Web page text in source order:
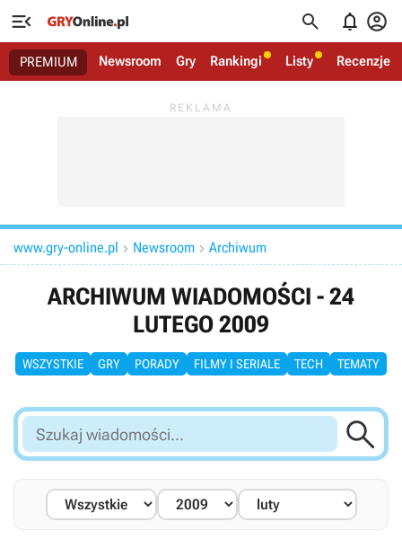
   
PREMIUM Newsroom Gry Rankingi Listy Recenzje
www.gry-online.pl  Newsroom  Archiwum
ARCHIWUM WIADOMOŚCI - 24
LUTEGO 2009
WSZYSTKIE GRY PORADY FILMY I SERIALE TECH TEMATY
Szukaj
wiadomości...
